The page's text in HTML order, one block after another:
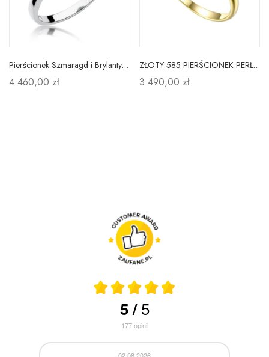
Pierścionek Szmaragd i Brylanty Białe Złoto pr 585
4 460,00 zł
ZŁOTY 585 PIERŚCIONEK PERŁA DIAMENTY GRAWER
3 490,00 zł
5/5
177opinii
30.07.2026